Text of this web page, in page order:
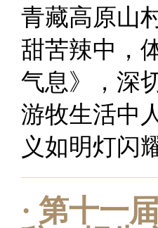
青藏高原山
甜苦辣中，
气息》，深
游牧生活中
义如明灯闪
· 第十一